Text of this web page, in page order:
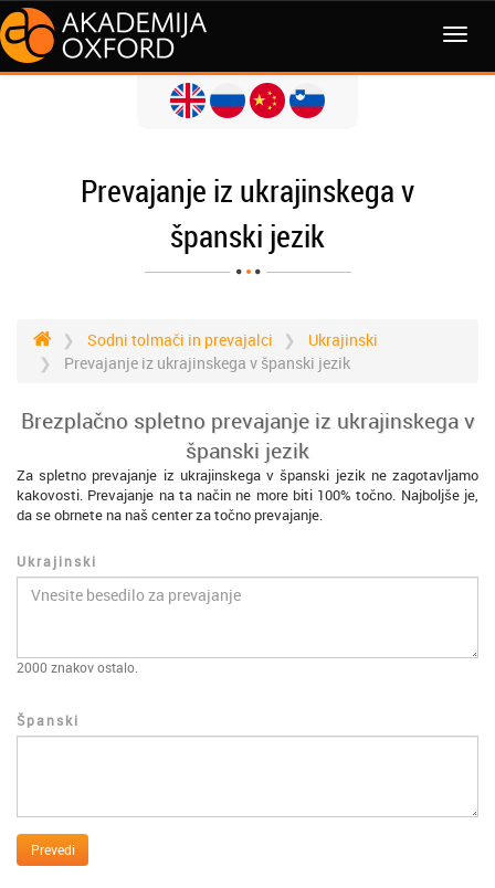
MENI
Prevajanje iz ukrajinskega v
španski jezik
Sodni tolmači in prevajalci
Ukrajinski
Prevajanje iz ukrajinskega v španski jezik
Brezplačno spletno prevajanje iz ukrajinskega v
španski jezik
Za spletno prevajanje iz ukrajinskega v španski jezik ne zagotavljamo
kakovosti. Prevajanje na ta način ne more biti 100% točno. Najboljše je,
da se obrnete na naš center za točno prevajanje.
Ukrajinski
2000 znakov ostalo.
Španski
Prevedi